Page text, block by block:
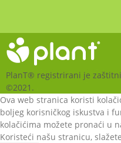
PlanT® registrirani je
©2021.
Ova web stranica koristi
boljeg korisničkog iskustva i
kolačićima možete pronaći u
Koristeći našu stranicu,